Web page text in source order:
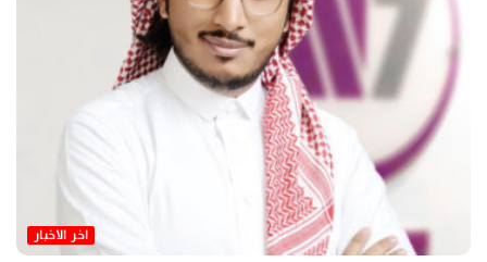
اخر الاخبار